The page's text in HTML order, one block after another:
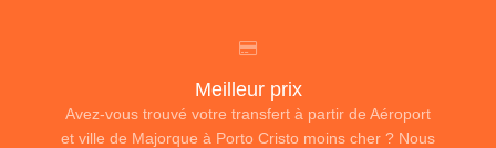
Meilleur prix
Avez-vous trouvé votre transfert à partir de Aéroport
et ville de Majorque à Porto Cristo moins cher ? Nous